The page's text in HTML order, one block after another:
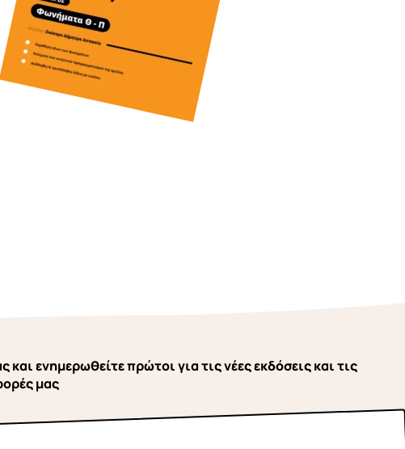
και ενημερωθείτε πρώτοι για τις νέες εκδόσεις και τις
μας